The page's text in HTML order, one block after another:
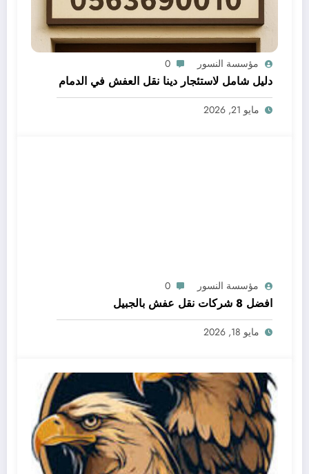
مؤسسة النسور 0
دليل شامل لاستئجار دينا نقل العفش في الدمام
مايو 21, 2026
مؤسسة النسور 0
افضل 8 شركات نقل عفش بالجبيل
مايو 18, 2026